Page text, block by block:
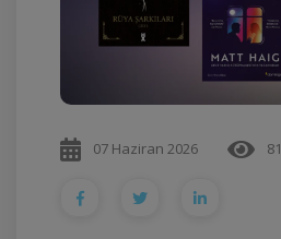
07 Haziran 2026 81